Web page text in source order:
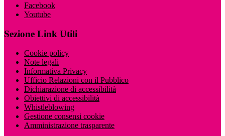
Facebook
Youtube
Sezione Link Utili
Cookie policy
Note legali
Informativa Privacy
Ufficio Relazioni con il Pubblico
Dichiarazione di accessibilità
Obiettivi di accessibilità
Whistleblowing
Gestione consensi cookie
Amministrazione trasparente